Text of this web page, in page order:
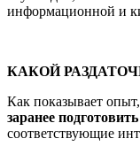
информационной и
КАКОЙ
Как показывает
заранее
соответствующие